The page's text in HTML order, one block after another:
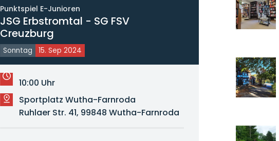
Punktspiel E-Junioren
JSG Erbstromtal - SG FSV
Creuzburg
Sonntag 15. Sep 2024
10:00 Uhr
Sportplatz Wutha-Farnroda
Ruhlaer Str. 41, 99848 Wutha-Farnroda